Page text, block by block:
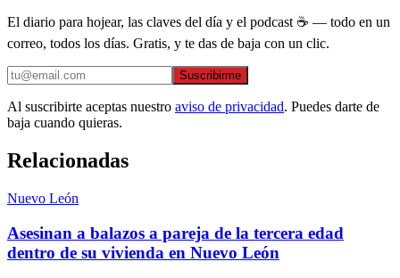
El diario para hojear, las claves del día y el podcast ☕ — todo en un
correo, todos los días. Gratis, y te das de baja con un clic.
Suscribirme
Al suscribirte aceptas nuestro aviso de privacidad. Puedes darte de
baja cuando quieras.
Relacionadas
Nuevo León
Asesinan a balazos a pareja de la tercera edad
dentro de su vivienda en Nuevo León